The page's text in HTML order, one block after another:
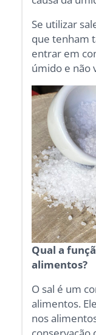
Se utilizar
que tenham
entrar em
úmido e não
Qual a
alimentos?
O sal é um
alimentos.
nos